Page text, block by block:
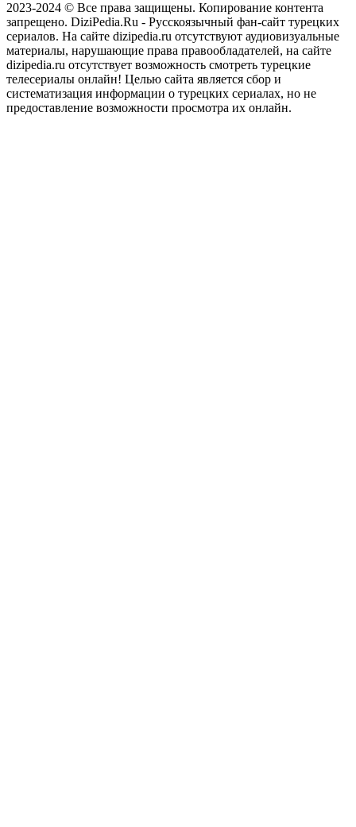
2023-2024 © Все права защищены. Копирование контента
запрещено. DiziPedia.Ru - Русскоязычный фан-сайт турецких
сериалов. На сайте dizipedia.ru отсутствуют аудиовизуальные
материалы, нарушающие права правообладателей, на сайте
dizipedia.ru отсутствует возможность смотреть турецкие
телесериалы онлайн! Целью сайта является сбор и
систематизация информации о турецких сериалах, но не
предоставление возможности просмотра их онлайн.